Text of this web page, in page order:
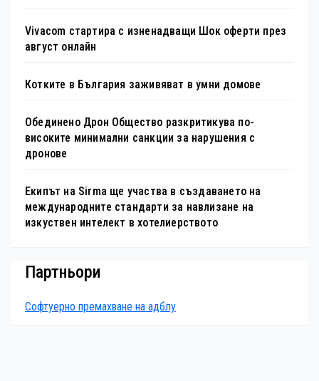
Vivacom стартира с изненадващи Шок оферти през
август онлайн
Котките в България заживяват в умни домове
Обединено Дрон Общество разкритикува по-
високите минимални санкции за нарушения с
дронове
Екипът на Sirma ще участва в създаването на
международните стандарти за навлизане на
изкуствен интелект в хотелиерството
Партньори
Софтуерно премахване на адблу